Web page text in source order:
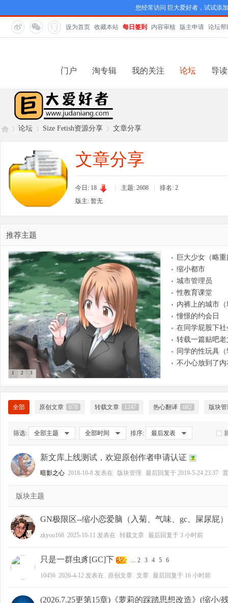
您经常访问 巨大爱好者，试试添
设为首页 收藏本站 每日签到 内容审核 版主申请 论坛帮
门户 淘专辑 我的关注 论坛 导读
»
论坛
›
Size Fetish资源分享 文章分享
文章分享
今日: 18 主题: 2608 排名: 2
版主: 暂无
推荐主题
1 2 3
巨大少女（略
缩小都市
城市管理员
性教育课堂
内裤上的城市
憧憬的约会日
在同学屁股下
转载一篇贴吧老
同学的性玩具
不小心放到了
全部 原创文章 678 转载文章 1247 热心翻译 682 版块
筛选: 全部主题 全部时间 排序: 最后发表
新文库上线测试，欢迎原创作者申请认证
暗影之心 2018-10-8 发表在 版块管理 最后回复于 2019-5-24 23:37
版块主题
GN极限区--缩小恋爱脑（入菊、气味、gc、屎尿屁）
zkyoo168 2025-10-11 发表在 转载文章 最后回复于 3 小时前
只是一群虫豸[GC]下 ... 2 3 4 5 6
10456 2026-4-12 发表在 原创文章 文章 最后回复于 16 小时前
(2026.7.25更第15章)《萝莉的踩踏思想改造》(缩小/